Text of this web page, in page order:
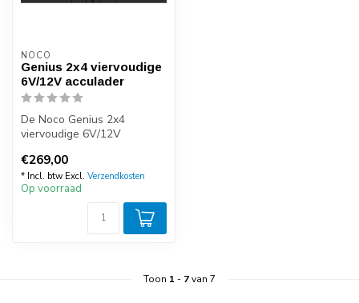
NOCO
Genius 2x4 viervoudige
6V/12V acculader
De Noco Genius 2x4
viervoudige 6V/12V
professionele en zeer com...
€269,00
* Incl. btw Excl. Verzendkosten
Op voorraad
Toon 1 - 7van 7